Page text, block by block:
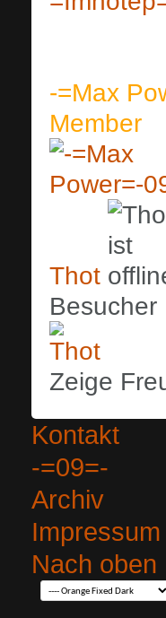
-=Max
Member
Thot
Besucher
Zeige
Kontakt
-=09=-
Archiv
Impressum
Nach oben